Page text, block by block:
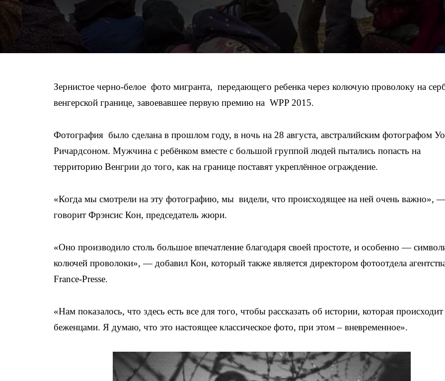
Зернистое черно-белое фото мигранта, передающего ребенка через колючую проволоку на
венгерской границе, завоевавшее первую премию на WPP 2015.
Фотография было сделана в прошлом году, в ночь на 28 августа, австралийским фотографом
Ричардсоном. Мужчина с ребёнком вместе с большой группой людей пытались попасть на
территорию Венгрии до того, как на границе поставят укреплённое ограждение.
«Когда мы смотрели на эту фотографию, мы видели, что происходящее на ней очень важно»,
говорит Фрэнсис Кон, председатель жюри.
«Оно производило столь большое впечатление благодаря своей простоте, и особенно —
колючей проволоки», — добавил Кон, который также является директором фотоотдела
France-Presse.
«Нам показалось, что здесь есть все для того, чтобы рассказать об истории, которая происходит
беженцами. Я думаю, что это настоящее классическое фото, при этом – вневременное».